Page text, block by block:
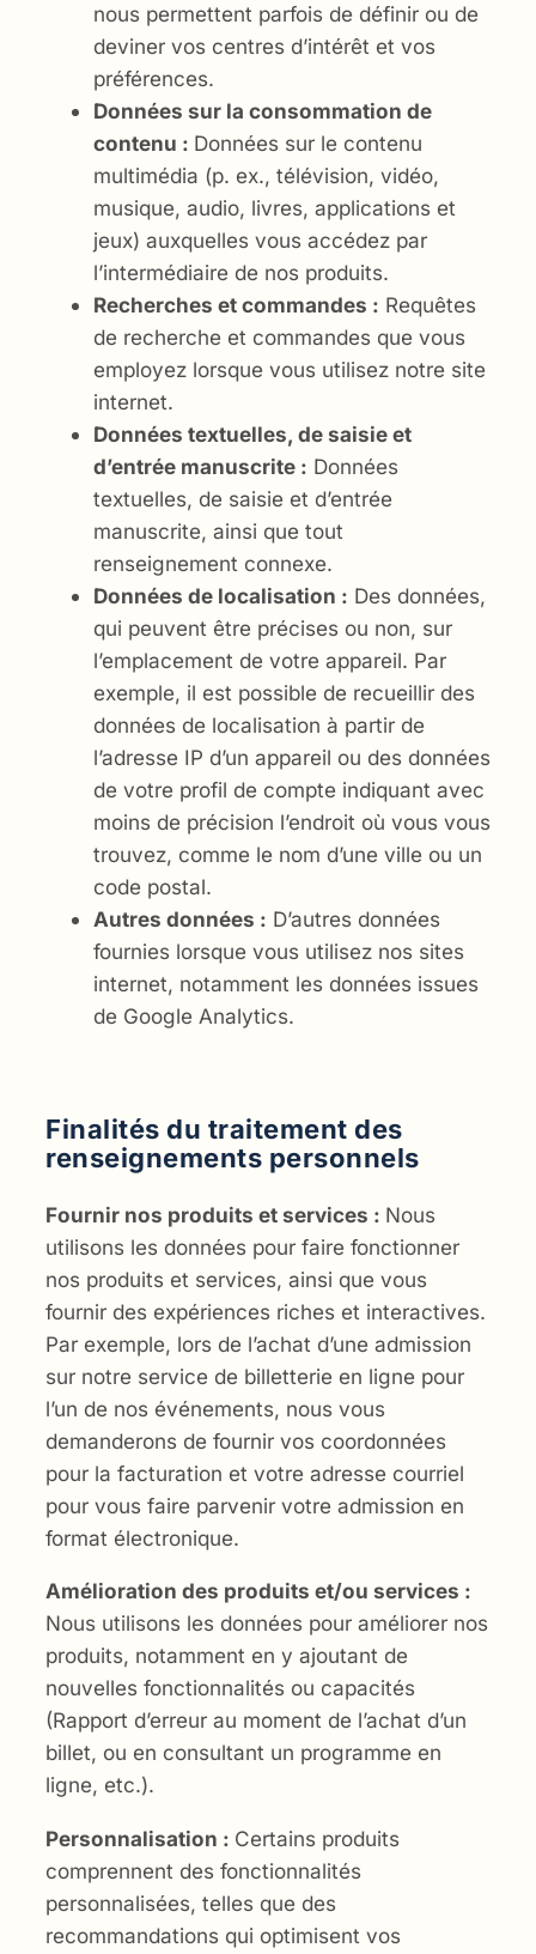
nous permettent parfois de définir ou de
deviner vos centres d’intérêt et vos
préférences.
Données sur la consommation de
contenu : Données sur le contenu
multimédia (p. ex., télévision, vidéo,
musique, audio, livres, applications et
jeux) auxquelles vous accédez par
l’intermédiaire de nos produits.
Recherches et commandes : Requêtes
de recherche et commandes que vous
employez lorsque vous utilisez notre site
internet.
Données textuelles, de saisie et
d’entrée manuscrite : Données
textuelles, de saisie et d’entrée
manuscrite, ainsi que tout
renseignement connexe.
Données de localisation : Des données,
qui peuvent être précises ou non, sur
l’emplacement de votre appareil. Par
exemple, il est possible de recueillir des
données de localisation à partir de
l’adresse IP d’un appareil ou des données
de votre profil de compte indiquant avec
moins de précision l’endroit où vous vous
trouvez, comme le nom d’une ville ou un
code postal.
Autres données : D’autres données
fournies lorsque vous utilisez nos sites
internet, notamment les données issues
de Google Analytics.
Finalités du traitement des
renseignements personnels
Fournir nos produits et services : Nous
utilisons les données pour faire fonctionner
nos produits et services, ainsi que vous
fournir des expériences riches et interactives.
Par exemple, lors de l’achat d’une admission
sur notre service de billetterie en ligne pour
l’un de nos événements, nous vous
demanderons de fournir vos coordonnées
pour la facturation et votre adresse courriel
pour vous faire parvenir votre admission en
format électronique.
Amélioration des produits et/ou services :
Nous utilisons les données pour améliorer nos
produits, notamment en y ajoutant de
nouvelles fonctionnalités ou capacités
(Rapport d’erreur au moment de l’achat d’un
billet, ou en consultant un programme en
ligne, etc.).
Personnalisation : Certains produits
comprennent des fonctionnalités
personnalisées, telles que des
recommandations qui optimisent vos